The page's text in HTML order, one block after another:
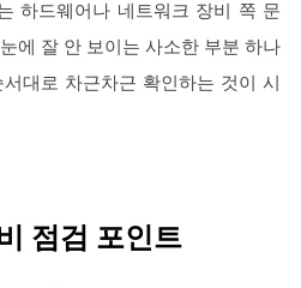
하드웨어나 네트워크 장비 쪽 문
에 잘 안 보이는 사소한 부분 하나
대로 차근차근 확인하는 것이 시
점검 포인트